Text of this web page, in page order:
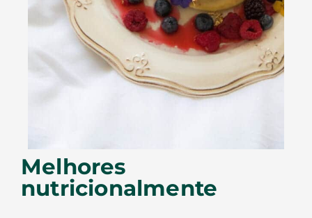
Melhores
nutricionalmente